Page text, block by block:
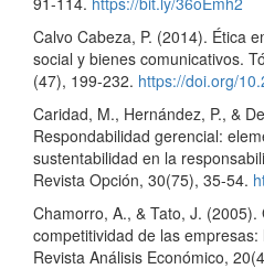
Calvo Cabeza, P. (2014). Ética
social y bienes comunicativos.
(47), 199-232. https://doi.org/
Caridad, M., Hernández, P., &
Respondabilidad gerencial:
sustentabilidad en la
Revista Opción, 30(75), 35-54.
Chamorro, A., & Tato, J. (2005).
competitividad de las
Revista Análisis Económico,